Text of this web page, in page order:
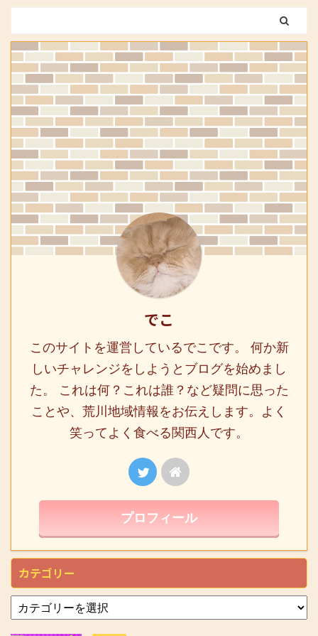
でこ
このサイトを運営しているでこです。 何か新
しいチャレンジをしようとブログを始めまし
た。 これは何？これは誰？など疑問に思った
ことや、荒川地域情報をお伝えします。よく
笑ってよく食べる関西人です。
プロフィール
カテゴリー